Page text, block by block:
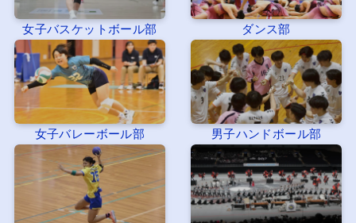
女子バスケットボール部 ダンス部
女子バレーボール部 男子ハンドボール部